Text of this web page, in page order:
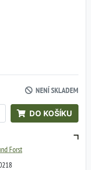
NENÍ SKLADEM
DO KOŠÍKU
Forst